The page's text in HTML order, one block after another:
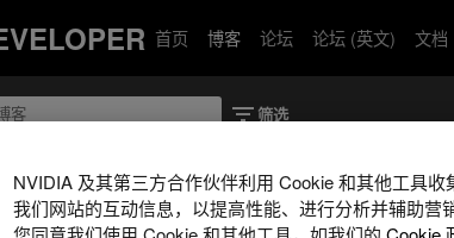
首页 博客 论坛 论坛 (英文) 文档
NVIDIA 及其第三方合作伙伴利用 Cookie 和其他工具
我们网站的互动信息，以提高性能、进行分析并辅助营